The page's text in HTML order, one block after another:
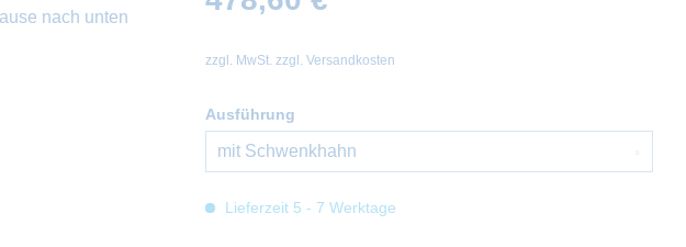
nach unten
zzgl. MwSt. zzgl. Versandkosten
Ausführung
Lieferzeit 5 - 7 Werktage